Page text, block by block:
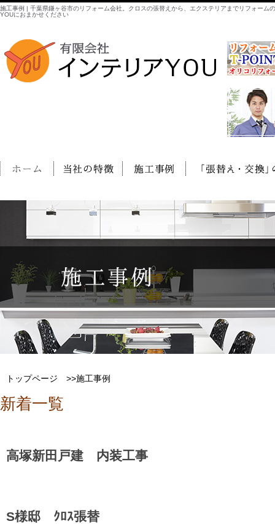
施工事例 | 千葉県鎌ヶ谷市のリフォーム会社。クロスの張替えから、エクステリアまでリフォーム
YOUにおまかせください
トップページ >>施工事例
新着一覧
高塚新田戸建 内装工事
S様邸 ｸﾛｽ張替